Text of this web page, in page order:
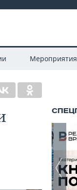
Мероприятия